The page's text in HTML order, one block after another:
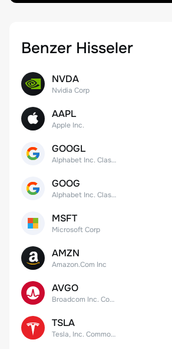
Benzer Hisseler
NVDA
Nvidia Corp
AAPL
Apple Inc.
GOOGL
Alphabet Inc. Class A Common Stock
GOOG
Alphabet Inc. Class C Capital Stock
MSFT
Microsoft Corp
AMZN
Amazon.Com Inc
AVGO
Broadcom Inc. Common Stock
TSLA
Tesla, Inc. Common Stock